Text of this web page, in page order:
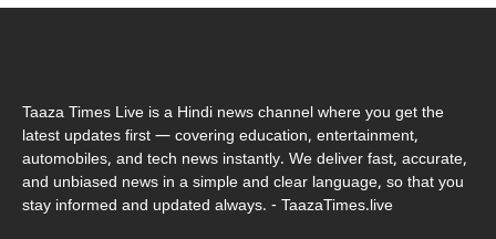
Taaza Times Live is a Hindi news channel where you get the
latest updates first — covering education, entertainment,
automobiles, and tech news instantly. We deliver fast, accurate,
and unbiased news in a simple and clear language, so that you
stay informed and updated always. - TaazaTimes.live